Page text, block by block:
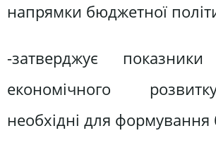
напрямки бюджетної
-затверджує показники
економічного
необхідні для формування